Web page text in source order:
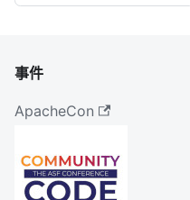
事件
ApacheCon